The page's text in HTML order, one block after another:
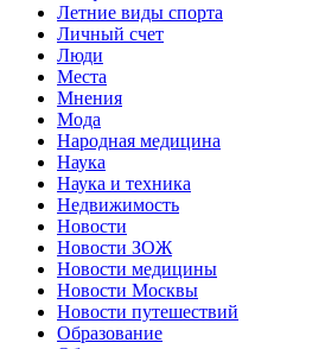
Летние виды спорта
Личный счет
Люди
Места
Мнения
Мода
Народная медицина
Наука
Наука и техника
Недвижимость
Новости
Новости ЗОЖ
Новости медицины
Новости Москвы
Новости путешествий
Образование